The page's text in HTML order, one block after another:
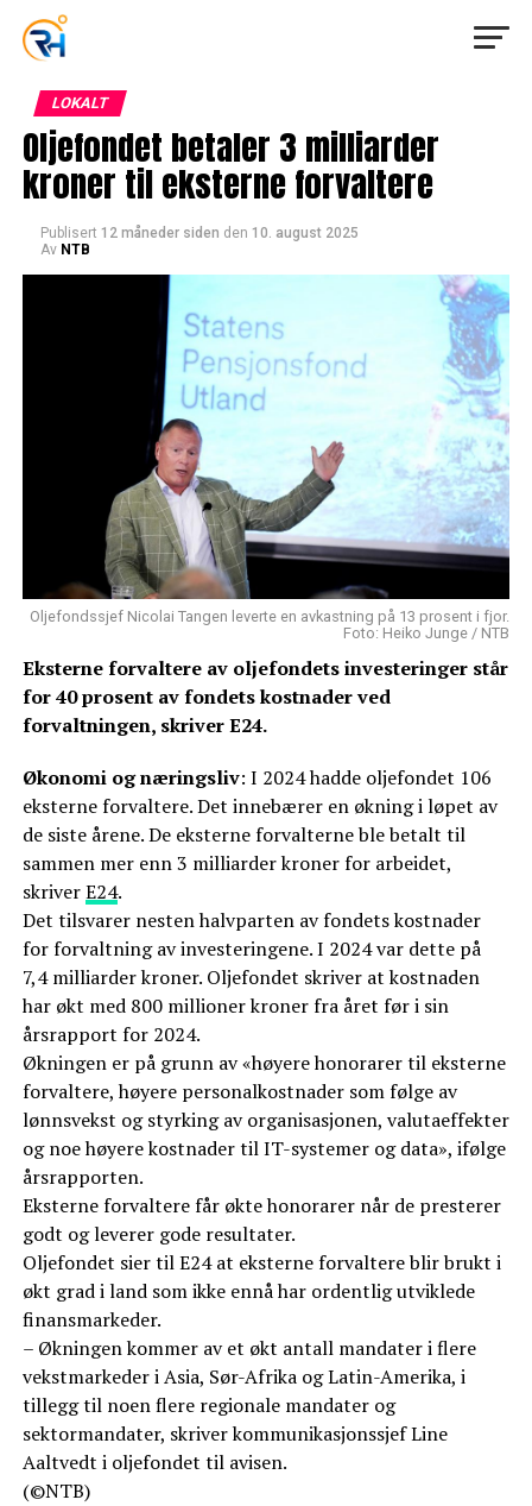
LOKALT
Oljefondet betaler 3 milliarder
kroner til eksterne forvaltere
Publisert 12 måneder siden den 10. august 2025
Av NTB
Oljefondssjef Nicolai Tangen leverte en avkastning på 13 prosent i fjor.
Foto: Heiko Junge / NTB
Eksterne forvaltere av oljefondets investeringer står
for 40 prosent av fondets kostnader ved
forvaltningen, skriver E24.
Økonomi og næringsliv: I 2024 hadde oljefondet 106
eksterne forvaltere. Det innebærer en økning i løpet av
de siste årene. De eksterne forvalterne ble betalt til
sammen mer enn 3 milliarder kroner for arbeidet,
skriverE24.
Det tilsvarer nesten halvparten av fondets kostnader
for forvaltning av investeringene. I 2024 var dette på
7,4 milliarder kroner. Oljefondet skriver at kostnaden
har økt med 800 millioner kroner fra året før i sin
årsrapport for 2024.
Økningen er på grunn av «høyere honorarer til eksterne
forvaltere, høyere personalkostnader som følge av
lønnsvekst og styrking av organisasjonen, valutaeffekter
og noe høyere kostnader til IT-systemer og data», ifølge
årsrapporten.
Eksterne forvaltere får økte honorarer når de presterer
godt og leverer gode resultater.
Oljefondet sier til E24 at eksterne forvaltere blir brukt i
økt grad i land som ikke ennå har ordentlig utviklede
finansmarkeder.
– Økningen kommer av et økt antall mandater i flere
vekstmarkeder i Asia, Sør-Afrika og Latin-Amerika, i
tillegg til noen flere regionale mandater og
sektormandater, skriver kommunikasjonssjef Line
Aaltvedt i oljefondet til avisen.
(©NTB)